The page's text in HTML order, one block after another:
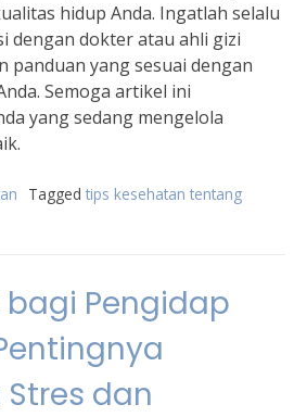
hidup Anda. Ingatlah selalu
dengan dokter atau ahli gizi
panduan yang sesuai dengan
Semoga artikel ini
yang sedang mengelola
Tagged tips kesehatan tentang
bagi Pengidap
dan